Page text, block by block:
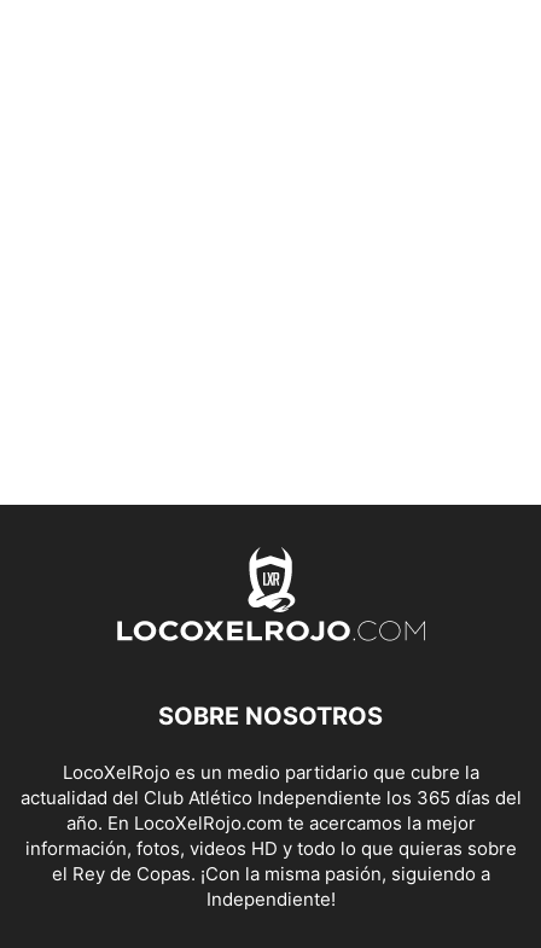
SOBRE NOSOTROS
LocoXelRojo es un medio partidario que cubre la
actualidad del Club Atlético Independiente los 365 días del
año. En LocoXelRojo.com te acercamos la mejor
información, fotos, videos HD y todo lo que quieras sobre
el Rey de Copas. ¡Con la misma pasión, siguiendo a
Independiente!